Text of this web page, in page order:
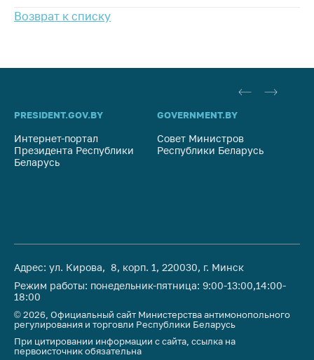
Возврат к списку
PRESIDENT.GOV.BY
Интернет-портал
Президента Республики
Беларусь
GOVERNMENT.BY
Совет Министров
Республики Беларусь
Адрес: ул. Кирова, 8, корп. 1, 220030, г. Минск
Режим работы: понедельник-пятница: 9:00-13:00,14:00-
18:00
© 2026, Официальный сайт Министерства антимонопольного
регулирования и торговли Республики Беларусь
При цитировании информации с сайта, ссылка на
первоисточник обязательна